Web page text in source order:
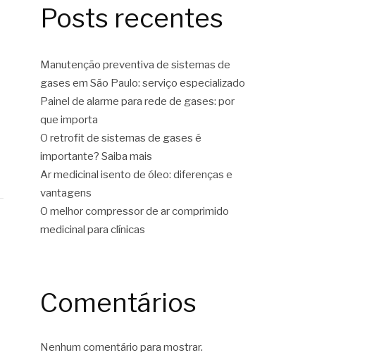
Posts recentes
Manutenção preventiva de sistemas de
gases em São Paulo: serviço especializado
Painel de alarme para rede de gases: por
que importa
O retrofit de sistemas de gases é
importante? Saiba mais
Ar medicinal isento de óleo: diferenças e
vantagens
O melhor compressor de ar comprimido
medicinal para clínicas
Comentários
Nenhum comentário para mostrar.